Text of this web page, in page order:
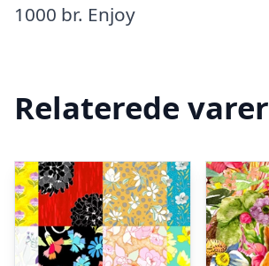
1000 br. Enjoy
Relaterede varer